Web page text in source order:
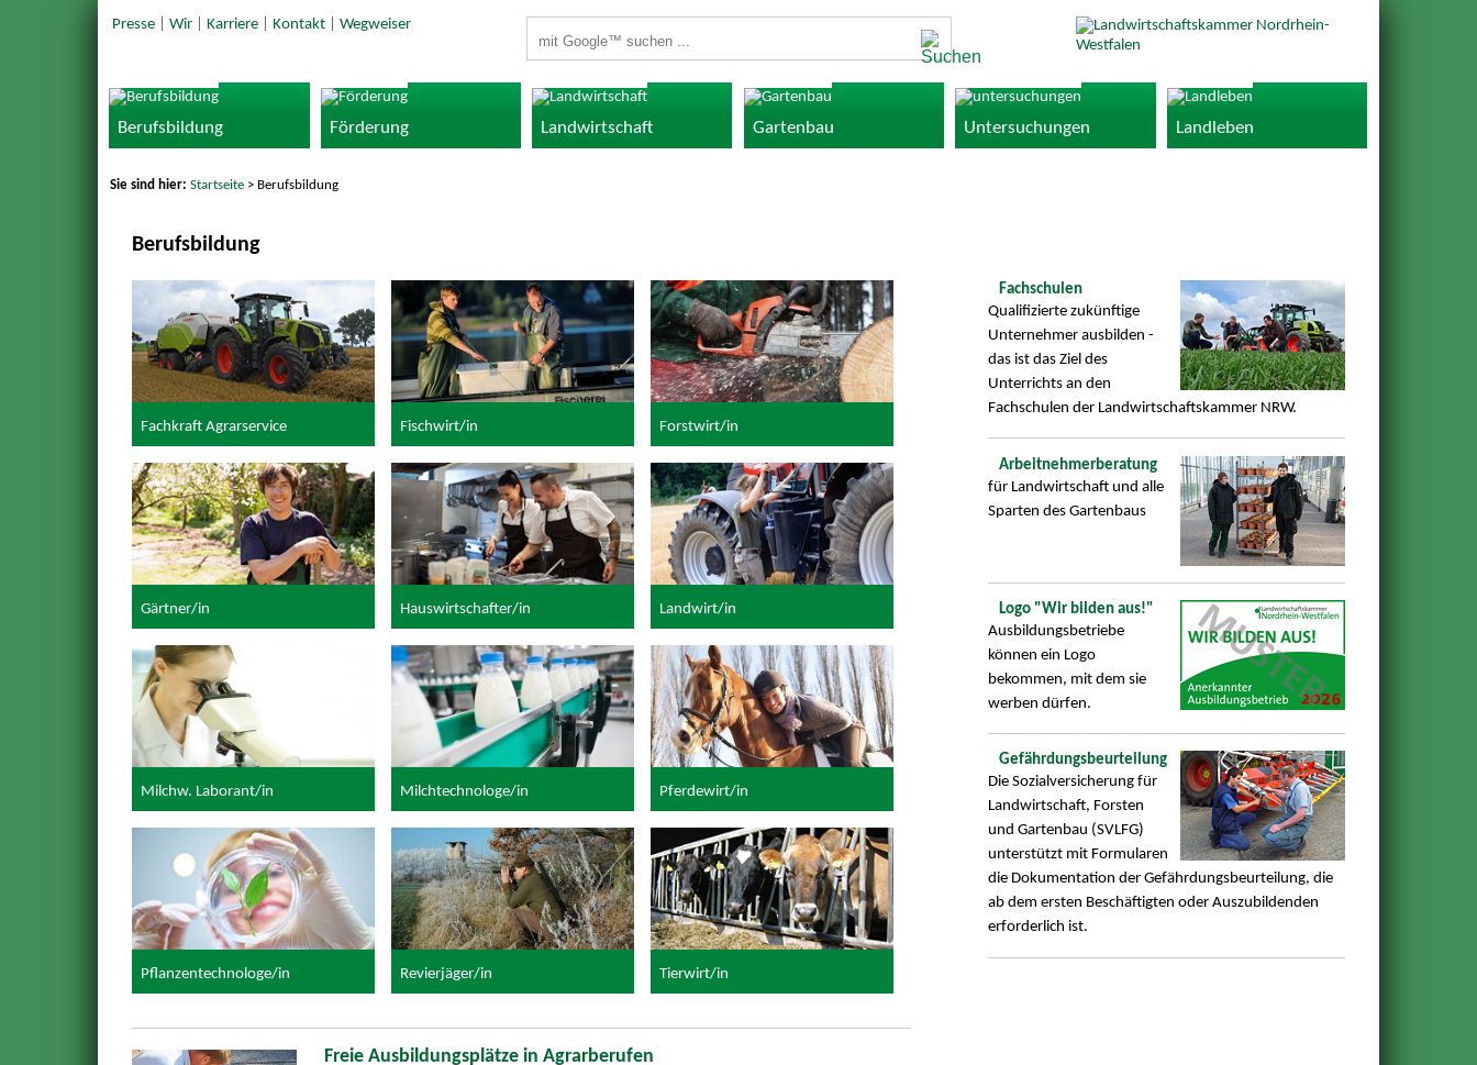
Presse| Wir| Karriere| Kontakt| Wegweiser
Berufsbildung Förderung Landwirtschaft Gartenbau Untersuchungen Landleben
Sie sind hier:Startseite > Berufsbildung
Berufsbildung
Fachkraft Agrarservice Fischwirt/in Forstwirt/in
Gärtner/in Hauswirtschafter/in Landwirt/in
Milchw. Laborant/in Milchtechnologe/in Pferdewirt/in
Pflanzentechnologe/in Revierjäger/in Tierwirt/in
Freie Ausbildungsplätze in Agrarberufen
Fachschulen
Qualifizierte zukünftige
Unternehmer ausbilden -
das ist das Ziel des
Unterrichts an den
Fachschulen der Landwirtschaftskammer NRW.
Arbeitnehmer­­beratung
für Landwirtschaft und alle
Sparten des Gartenbaus
Logo "Wir bilden aus!"
Ausbildungsbetriebe
können ein Logo
bekommen, mit dem sie
werben dürfen.
Gefährdungsbeurteilung
Die Sozialversicherung für
Landwirtschaft, Forsten
und Gartenbau (SVLFG)
unterstützt mit Formularen
die Dokumentation der Gefährdungsbeurteilung, die
ab dem ersten Beschäftigten oder Auszubildenden
erforderlich ist.